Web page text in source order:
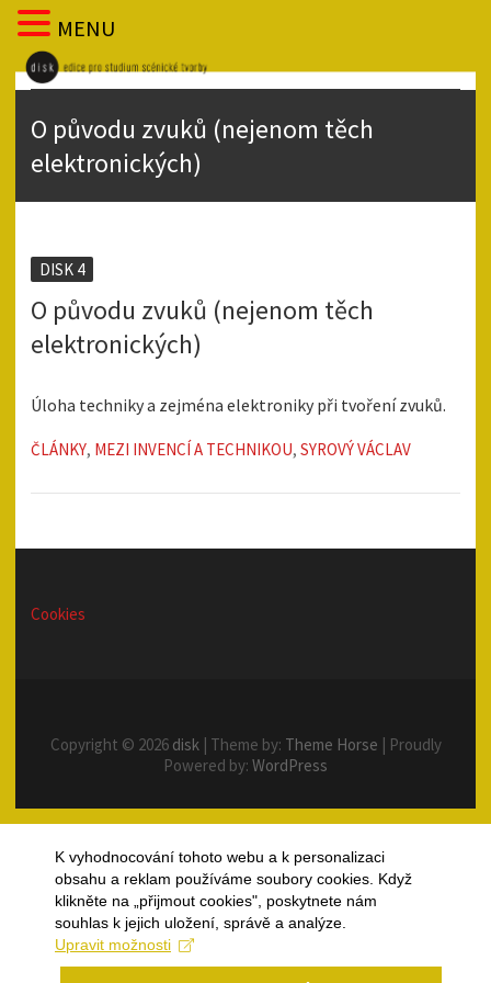
O původu zvuků (nejenom těch
elektronických)
DISK 4
O původu zvuků (nejenom těch
elektronických)
Úloha techniky a zejména elektroniky při tvoření zvuků.
ČLÁNKY, MEZI INVENCÍ A TECHNIKOU, SYROVÝ VÁCLAV
Cookies
Copyright © 2026 disk| Theme by: Theme Horse | Proudly
Powered by: WordPress
MENU
K vyhodnocování tohoto webu a k personalizaci
obsahu a reklam používáme soubory cookies. Když
klikněte na „přijmout cookies", poskytnete nám
souhlas k jejich uložení, správě a analýze.
Upravit možnosti